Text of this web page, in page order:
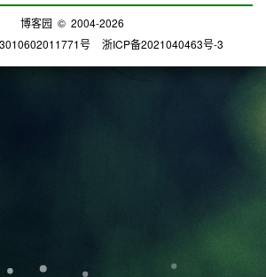
博客园 © 2004-2026
号
浙ICP备2021040463号-3